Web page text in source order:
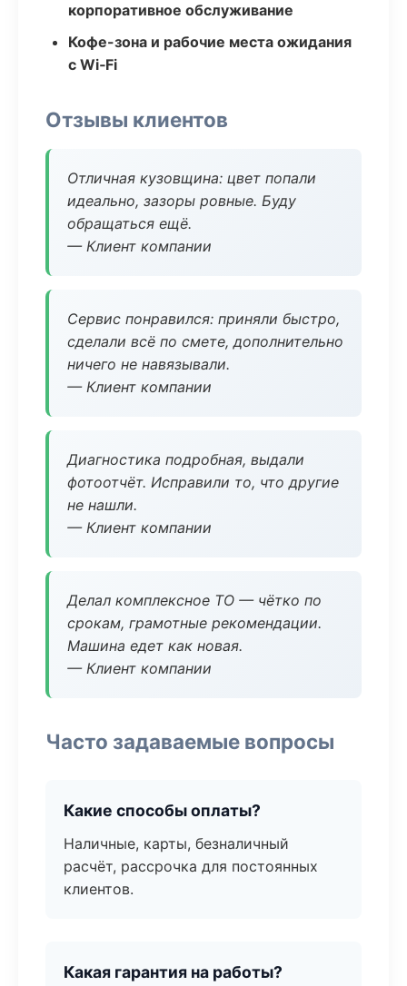
корпоративное обслуживание
Кофе-зона и рабочие места ожидания
с Wi‑Fi
Отзывы клиентов
Отличная кузовщина: цвет попали
идеально, зазоры ровные. Буду
обращаться ещё.
— Клиент компании
Сервис понравился: приняли быстро,
сделали всё по смете, дополнительно
ничего не навязывали.
— Клиент компании
Диагностика подробная, выдали
фотоотчёт. Исправили то, что другие
не нашли.
— Клиент компании
Делал комплексное ТО — чётко по
срокам, грамотные рекомендации.
Машина едет как новая.
— Клиент компании
Часто задаваемые вопросы
Какие способы оплаты?
Наличные, карты, безналичный
расчёт, рассрочка для постоянных
клиентов.
Какая гарантия на работы?